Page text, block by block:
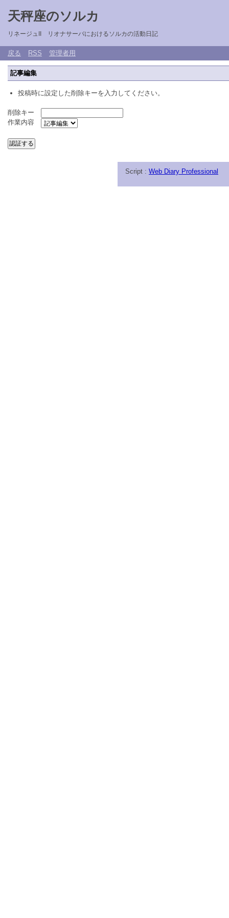
天秤座のソルカ
リネージュII リオナサーバにおけるソルカの活動日記
戻る RSS 管理者用
記事編集
投稿時に設定した削除キーを入力してください。
削除キー
作業内容
Script : Web Diary Professional